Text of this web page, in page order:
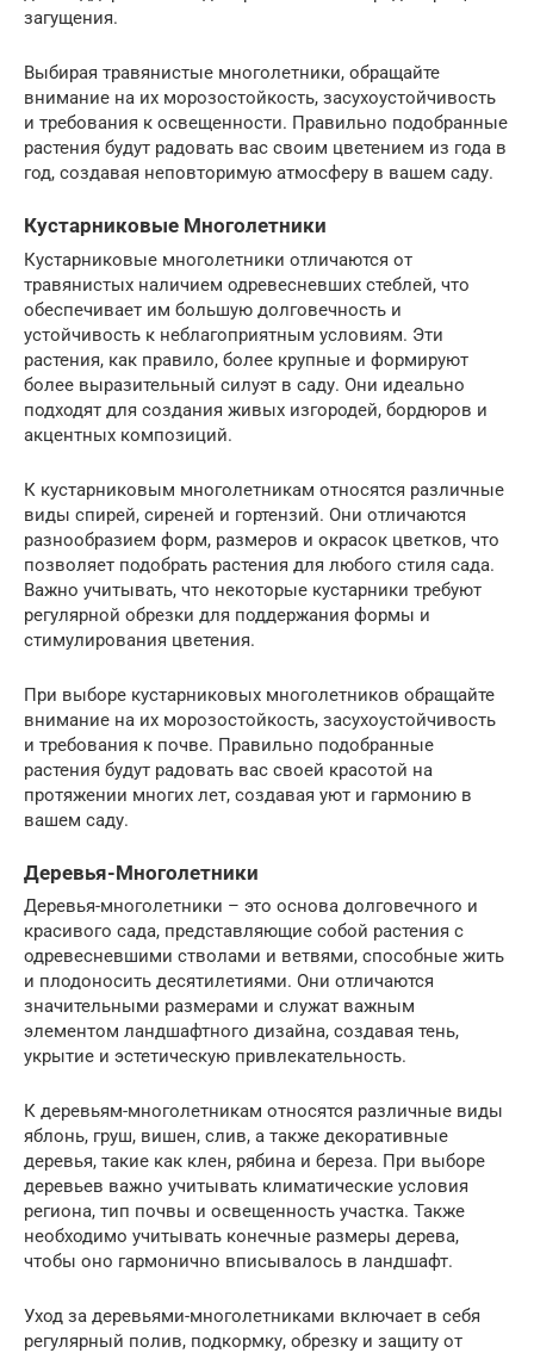
загущения.
Выбирая травянистые многолетники, обращайте
внимание на их морозостойкость, засухоустойчивость
и требования к освещенности. Правильно подобранные
растения будут радовать вас своим цветением из года в
год, создавая неповторимую атмосферу в вашем саду.
Кустарниковые Многолетники
Кустарниковые многолетники отличаются от
травянистых наличием одревесневших стеблей, что
обеспечивает им большую долговечность и
устойчивость к неблагоприятным условиям. Эти
растения, как правило, более крупные и формируют
более выразительный силуэт в саду. Они идеально
подходят для создания живых изгородей, бордюров и
акцентных композиций.
К кустарниковым многолетникам относятся различные
виды спирей, сиреней и гортензий. Они отличаются
разнообразием форм, размеров и окрасок цветков, что
позволяет подобрать растения для любого стиля сада.
Важно учитывать, что некоторые кустарники требуют
регулярной обрезки для поддержания формы и
стимулирования цветения.
При выборе кустарниковых многолетников обращайте
внимание на их морозостойкость, засухоустойчивость
и требования к почве. Правильно подобранные
растения будут радовать вас своей красотой на
протяжении многих лет, создавая уют и гармонию в
вашем саду.
Деревья-Многолетники
Деревья-многолетники – это основа долговечного и
красивого сада, представляющие собой растения с
одревесневшими стволами и ветвями, способные жить
и плодоносить десятилетиями. Они отличаются
значительными размерами и служат важным
элементом ландшафтного дизайна, создавая тень,
укрытие и эстетическую привлекательность.
К деревьям-многолетникам относятся различные виды
яблонь, груш, вишен, слив, а также декоративные
деревья, такие как клен, рябина и береза. При выборе
деревьев важно учитывать климатические условия
региона, тип почвы и освещенность участка. Также
необходимо учитывать конечные размеры дерева,
чтобы оно гармонично вписывалось в ландшафт.
Уход за деревьями-многолетниками включает в себя
регулярный полив, подкормку, обрезку и защиту от